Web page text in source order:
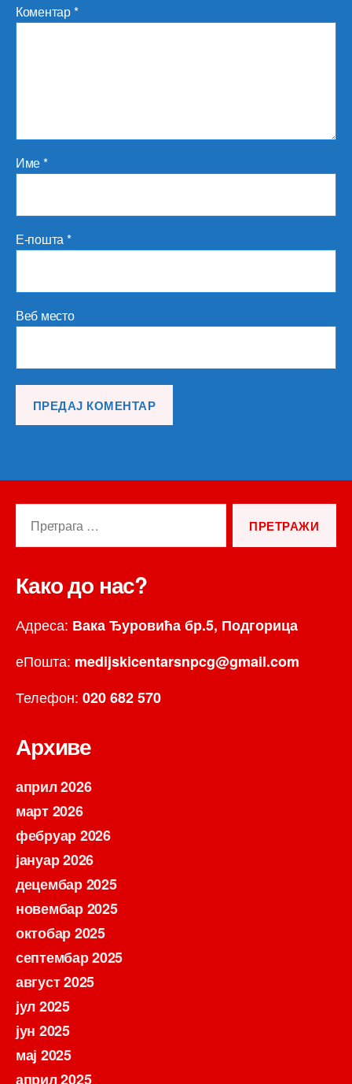
Коментар*
Име*
Е-пошта*
Веб место
Како до нас?
Адреса: Вака Ђуровића бр.5, Подгорица
еПошта: medijskicentarsnpcg@gmail.com
Телефон: 020 682 570
Архиве
април 2026
март 2026
фебруар 2026
јануар 2026
децембар 2025
новембар 2025
октобар 2025
септембар 2025
август 2025
јул 2025
јун 2025
мај 2025
април 2025